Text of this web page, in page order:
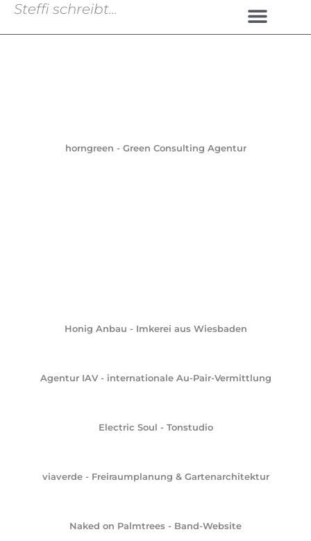
ZumSteffi schreibt...
horngreen - Green Consulting Agentur
Honig Anbau - Imkerei aus Wiesbaden
Agentur IAV - internationale Au-Pair-Vermittlung
Electric Soul - Tonstudio
viaverde - Freiraumplanung & Gartenarchitektur
Naked on Palmtrees - Band-Website